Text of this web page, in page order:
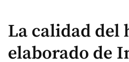
La calidad del
elaborado de